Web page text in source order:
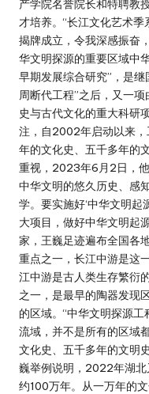
产学院名誉院长和特聘教
才培养。“长江文化艺术
揭牌成立，令我深感振奋
华文明探源的重要区域中
早期发展综合研究”，是
周断代工程”之后，又一
史与古代文化的重大科研
注，自2002年启动以来
年的文化史、五千多年的
重视，2023年6月2日，
中华文明的悠久历史、感
学。要实施好‘中华文明起
大项目，做好中华文明起
家，王巍足迹遍布全国各
重点之一，长江中游是这
江中游是古人类生存繁衍
之一，是最早的陶器发现
的区域。“中华文明探源
流域，并不是所有的区域
文化史、五千多年的文明
巍举例说明，2022年湖北
约100万年。从一万年的